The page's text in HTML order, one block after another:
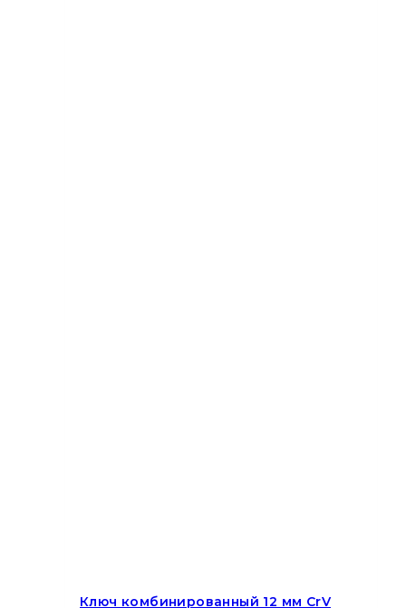
Ключ комбинированный 12 мм CrV